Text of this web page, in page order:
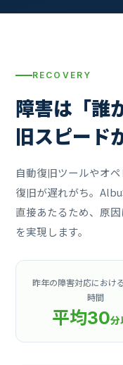
RECOVERY
障害は「誰
旧スピード
自動復旧ツールやオ
復旧が遅れがち。
直接あたるため、原
を実現します。
昨年の障害対応におけ
時間
平均30分